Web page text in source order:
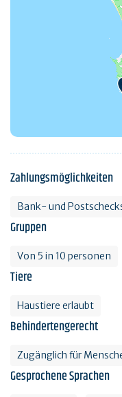
Zahlungsmöglichkeiten
Bank- und
Gruppen
Von 5 in 10 personen
Tiere
Haustiere erlaubt
Behindertengerecht
Zugänglich für
Gesprochene Sprachen